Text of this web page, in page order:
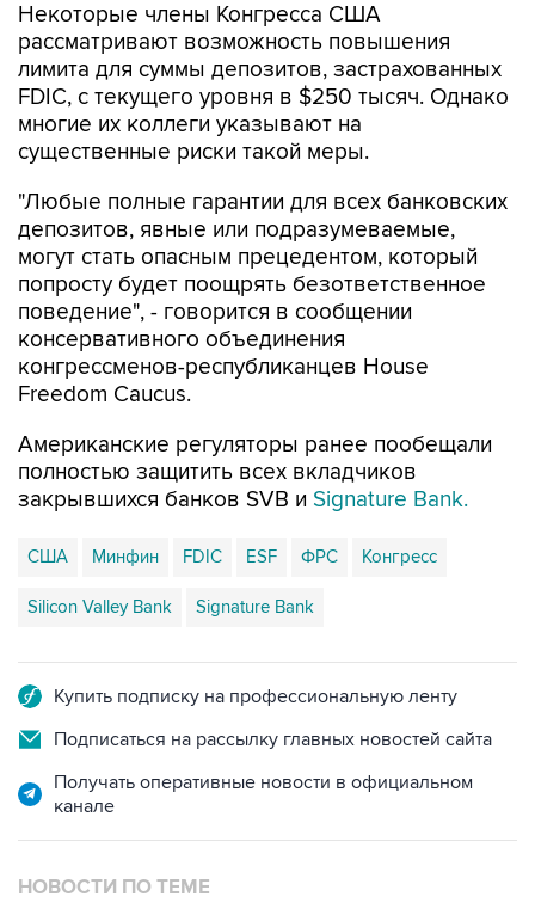
Некоторые члены Конгресса США
рассматривают возможность повышения
лимита для суммы депозитов, застрахованных
FDIC, с текущего уровня в $250 тысяч. Однако
многие их коллеги указывают на
существенные риски такой меры.
"Любые полные гарантии для всех банковских
депозитов, явные или подразумеваемые,
могут стать опасным прецедентом, который
попросту будет поощрять безответственное
поведение", - говорится в сообщении
консервативного объединения
конгрессменов-республиканцев House
Freedom Caucus.
Американские регуляторы ранее пообещали
полностью защитить всех вкладчиков
закрывшихся банков SVB и Signature Bank.
США Минфин FDIC ESF ФРС Конгресс
Silicon Valley Bank Signature Bank
Купить подписку на профессиональную ленту
Подписаться на рассылку главных новостей сайта
Получать оперативные новости в официальном
канале
НОВОСТИ ПО ТЕМЕ